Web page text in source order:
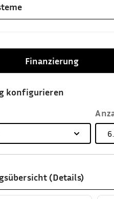
Finanzierung
konfigurieren
(Details)